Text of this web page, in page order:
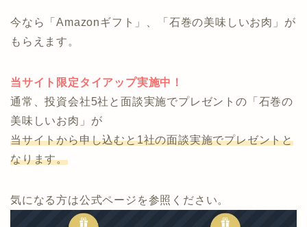
節約、節税、投資に関する総合したアドバイスが可能
で何度でも利用できる完全無料のサービスです。
今なら「Amazonギフト」、「石巻の美味しいお肉」が
もらえます。
当サイトから申し込むと1社の面談実施でプレゼントと